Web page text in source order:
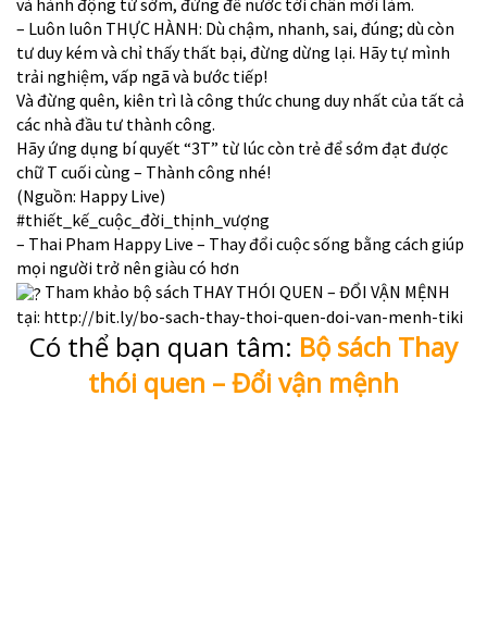
và hành động từ sớm, đừng để nước tới chân mới làm.
– Luôn luôn THỰC HÀNH: Dù chậm, nhanh, sai, đúng; dù còn
tư duy kém và chỉ thấy thất bại, đừng dừng lại. Hãy tự mình
trải nghiệm, vấp ngã và bước tiếp!
Và đừng quên, kiên trì là công thức chung duy nhất của tất cả
các nhà đầu tư thành công.
Hãy ứng dụng bí quyết “3T” từ lúc còn trẻ để sớm đạt được
chữ T cuối cùng – Thành công nhé!
(Nguồn: Happy Live)
#thiết_kế_cuộc_đời_thịnh_vượng
– Thai Pham Happy Live – Thay đổi cuộc sống bằng cách giúp
mọi người trở nên giàu có hơn
Tham khảo bộ sách THAY THÓI QUEN – ĐỔI VẬN MỆNH
tại: http://bit.ly/bo-sach-thay-thoi-quen-doi-van-menh-tiki
Có thể bạn quan tâm: Bộ sách Thay
thói quen – Đổi vận mệnh